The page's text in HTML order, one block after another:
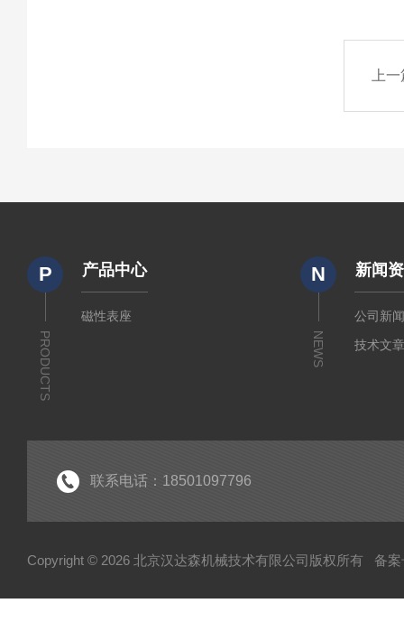
上
P
PRODUCTS
产品中心
磁性表座
N
NEWS
新闻
公司新
技术文
联系电话：18501097796
Copyright © 2026 北京汉达森机械技术有限公司版权所有 备案